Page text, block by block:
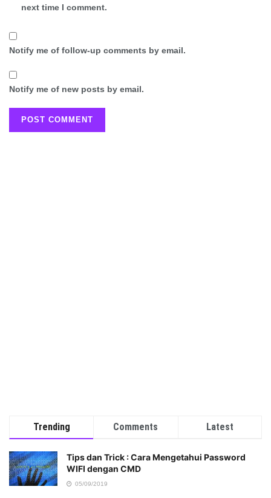
next time I comment.
Notify me of follow-up comments by email.
Notify me of new posts by email.
Trending Comments Latest
Tips dan Trick : Cara Mengetahui Password
WIFI dengan CMD
05/09/2019